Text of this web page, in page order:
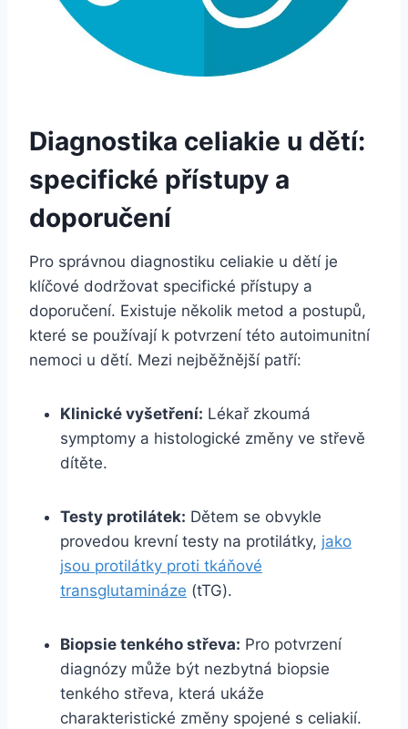
Diagnostika celiakie u dětí:
specifické přístupy a
doporučení
Pro správnou diagnostiku celiakie u dětí je
klíčové dodržovat specifické přístupy a
doporučení. Existuje několik metod a postupů,
které se používají k potvrzení této autoimunitní
nemoci u dětí. Mezi nejběžnější patří:
Klinické vyšetření: Lékař zkoumá
symptomy a histologické změny ve střevě
dítěte.
Testy protilátek: Dětem se obvykle
provedou krevní testy na protilátky, jako
jsou protilátky proti tkáňové
transglutamináze (tTG).
Biopsie tenkého střeva: Pro potvrzení
diagnózy může být nezbytná biopsie
tenkého střeva, která ukáže
charakteristické změny spojené s celiakií.